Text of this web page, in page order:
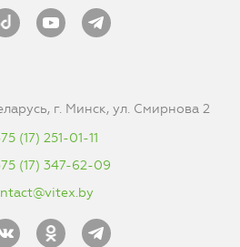
г. Минск, ул. Смирнова 2
(17) 251-01-11
(17) 347-62-09